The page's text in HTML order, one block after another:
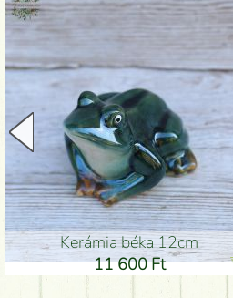
Kerámia béka 12cm
11 600 Ft